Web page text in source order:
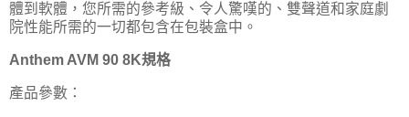
體到軟體，您所需的參考級、令人驚嘆的、雙聲道和家庭劇
院性能所需的一切都包含在包裝盒中。
Anthem AVM 90 8K規格
產品參數：